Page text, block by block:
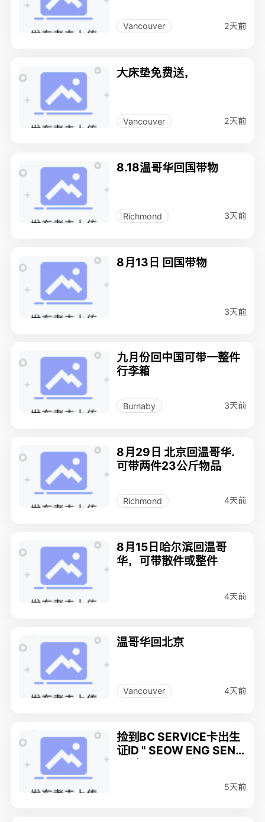
Vancouver 2天前
大床垫免费送，
Vancouver 2天前
8.18温哥华回国带物
Richmond 3天前
8月13日 回国带物
3天前
九月份回中国可带一整件
行李箱
Burnaby 3天前
8月29日 北京回温哥华.
可带两件23公斤物品
Richmond 4天前
8月15日哈尔滨回温哥
华，可带散件或整件
4天前
温哥华回北京
Vancouver 4天前
捡到BC SERVICE卡出生
证ID " SEOW ENG SEN
5天前